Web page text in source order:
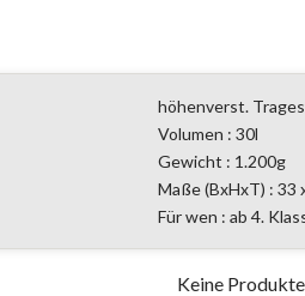
höhenverst.
Volumen : 30l
Gewicht : 1.200g
Maße (BxHxT) : 33
Für wen : ab 4.
Keine